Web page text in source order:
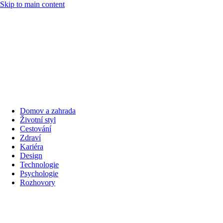
Skip to main content
Domov a zahrada
Životní styl
Cestování
Zdraví
Kariéra
Design
Technologie
Psychologie
Rozhovory